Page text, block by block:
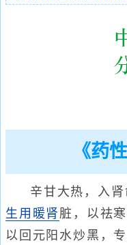
《药
辛甘大热，入肾
生用 暖肾 脏，以祛
以回元阳水炒黑，